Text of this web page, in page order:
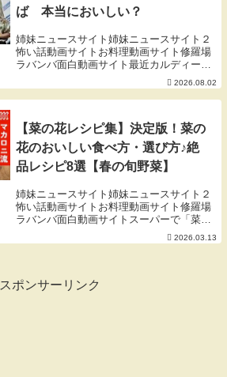
ば 本当においしい？
姉妹ニュースサイト姉妹ニュースサイト２
怖い話動画サイトお料理動画サイト修羅場
ラバンバ面白動画サイト最近カルディーな
どで買える蕎麦がうまいと話題になってい
たやつです。値段は結構ばらつきがあるは
ず。アフィリエイトリンク きねうち 十割
2026.08.02
【菜の花レシピ集】決定版！菜の
花のおいしい食べ方・選び方♪絶
品レシピ8選【春の旬野菜】
姉妹ニュースサイト姉妹ニュースサイト２
怖い話動画サイトお料理動画サイト修羅場
ラバンバ面白動画サイトスーパーで「菜の
花」を見かけると、春の訪れを感じてワク
ワクしますよね。でも、「お浸し以外にど
2026.03.13
スポンサーリンク